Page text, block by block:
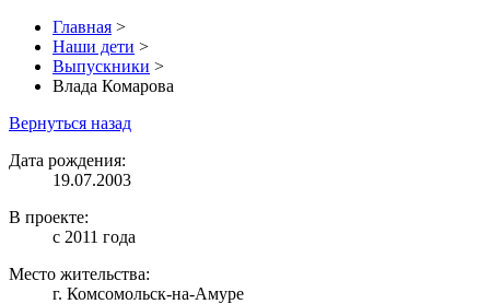
Главная >
Наши дети >
Выпускники >
Влада Комарова
Вернуться назад
Дата рождения:
19.07.2003
В проекте:
с 2011 года
Место жительства:
г. Комсомольск-на-Амуре